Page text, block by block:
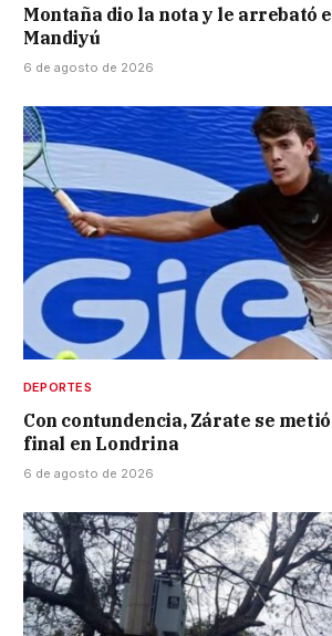
Montaña dio la nota y le arrebató
Mandiyú
6 de agosto de 2026
DEPORTES
Con contundencia, Zárate se
final en Londrina
6 de agosto de 2026